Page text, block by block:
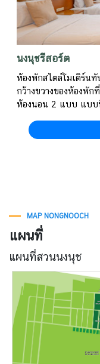
นงนุชรีสอร์ต
ห้องพักสไตล์โมเดิร์นทั
กว้างขวางของห้องพัก
ห้องนอน 2 แบบ แบบ
1 ห้องนอน 3 เตียงเดี่
MAP NONGNOOCH
แผนที่
แผนที่สวนนงนุช